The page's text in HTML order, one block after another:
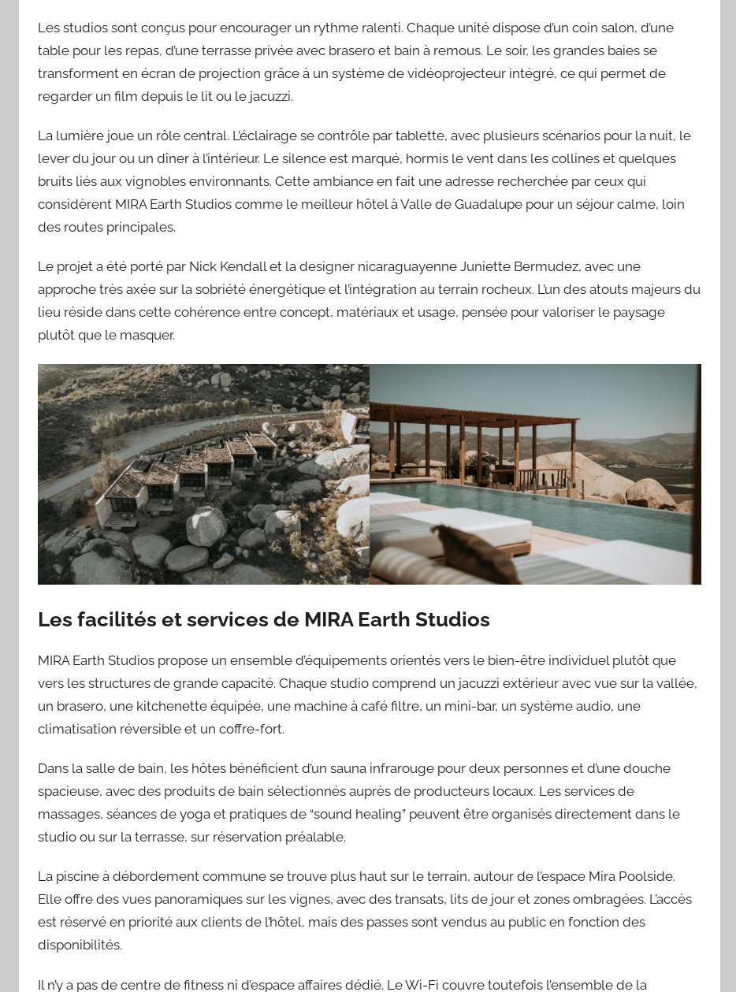
Les studios sont conçus pour encourager un rythme ralenti. Chaque unité dispose d’un coin salon, d’une
table pour les repas, d’une terrasse privée avec brasero et bain à remous. Le soir, les grandes baies se
transforment en écran de projection grâce à un système de vidéoprojecteur intégré, ce qui permet de
regarder un film depuis le lit ou le jacuzzi.
La lumière joue un rôle central. L’éclairage se contrôle par tablette, avec plusieurs scénarios pour la nuit, le
lever du jour ou un dîner à l’intérieur. Le silence est marqué, hormis le vent dans les collines et quelques
bruits liés aux vignobles environnants. Cette ambiance en fait une adresse recherchée par ceux qui
considèrent MIRA Earth Studios comme le meilleur hôtel à Valle de Guadalupe pour un séjour calme, loin
des routes principales.
Le projet a été porté par Nick Kendall et la designer nicaraguayenne Juniette Bermudez, avec une
approche très axée sur la sobriété énergétique et l’intégration au terrain rocheux. L’un des atouts majeurs du
lieu réside dans cette cohérence entre concept, matériaux et usage, pensée pour valoriser le paysage
plutôt que le masquer.
Les facilités et services de MIRA Earth Studios
MIRA Earth Studios propose un ensemble d’équipements orientés vers le bien-être individuel plutôt que
vers les structures de grande capacité. Chaque studio comprend un jacuzzi extérieur avec vue sur la vallée,
un brasero, une kitchenette équipée, une machine à café filtre, un mini-bar, un système audio, une
climatisation réversible et un coffre-fort.
Dans la salle de bain, les hôtes bénéficient d’un sauna infrarouge pour deux personnes et d’une douche
spacieuse, avec des produits de bain sélectionnés auprès de producteurs locaux. Les services de
massages, séances de yoga et pratiques de “sound healing” peuvent être organisés directement dans le
studio ou sur la terrasse, sur réservation préalable.
La piscine à débordement commune se trouve plus haut sur le terrain, autour de l’espace Mira Poolside.
Elle offre des vues panoramiques sur les vignes, avec des transats, lits de jour et zones ombragées. L’accès
est réservé en priorité aux clients de l’hôtel, mais des passes sont vendus au public en fonction des
disponibilités.
Il n’y a pas de centre de fitness ni d’espace affaires dédié. Le Wi-Fi couvre toutefois l’ensemble de la